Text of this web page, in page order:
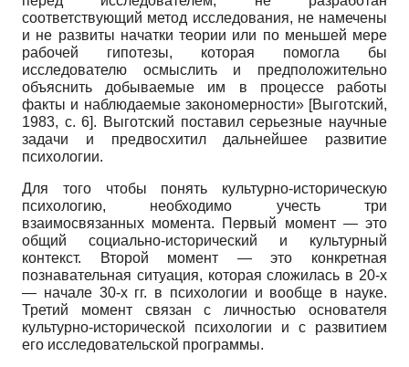
соответствующий метод исследования, не намечены
и не развиты начатки теории или по меньшей мере
рабочей гипотезы, которая помогла бы
исследователю осмыслить и предположительно
объяснить добываемые им в процессе работы
факты и наблюдаемые закономерности» [Выготский,
1983, с. 6]. Выготский поставил серьезные научные
задачи и предвосхитил дальнейшее развитие
психологии.
Для того чтобы понять культурно-историческую
психологию, необходимо учесть три
взаимосвязанных момента. Первый момент — это
общий социально-исторический и культурный
контекст. Второй момент — это конкретная
познавательная ситуация, которая сложилась в 20-х
— начале 30-х гг. в психологии и вообще в науке.
Третий момент связан с личностью основателя
культурно-исторической психологии и с развитием
его исследовательской программы.